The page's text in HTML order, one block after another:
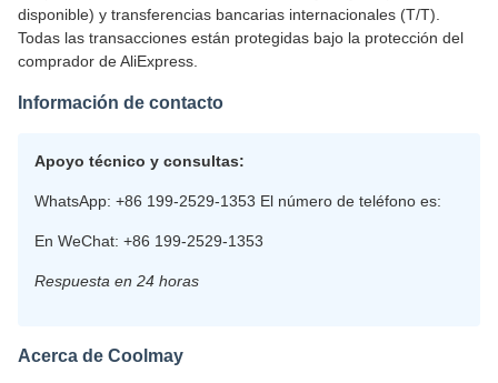
disponible) y transferencias bancarias internacionales (T/T).
Todas las transacciones están protegidas bajo la protección del
comprador de AliExpress.
Información de contacto
Apoyo técnico y consultas:
WhatsApp: +86 199-2529-1353 El número de teléfono es:
En WeChat: +86 199-2529-1353
Respuesta en 24 horas
Acerca de Coolmay